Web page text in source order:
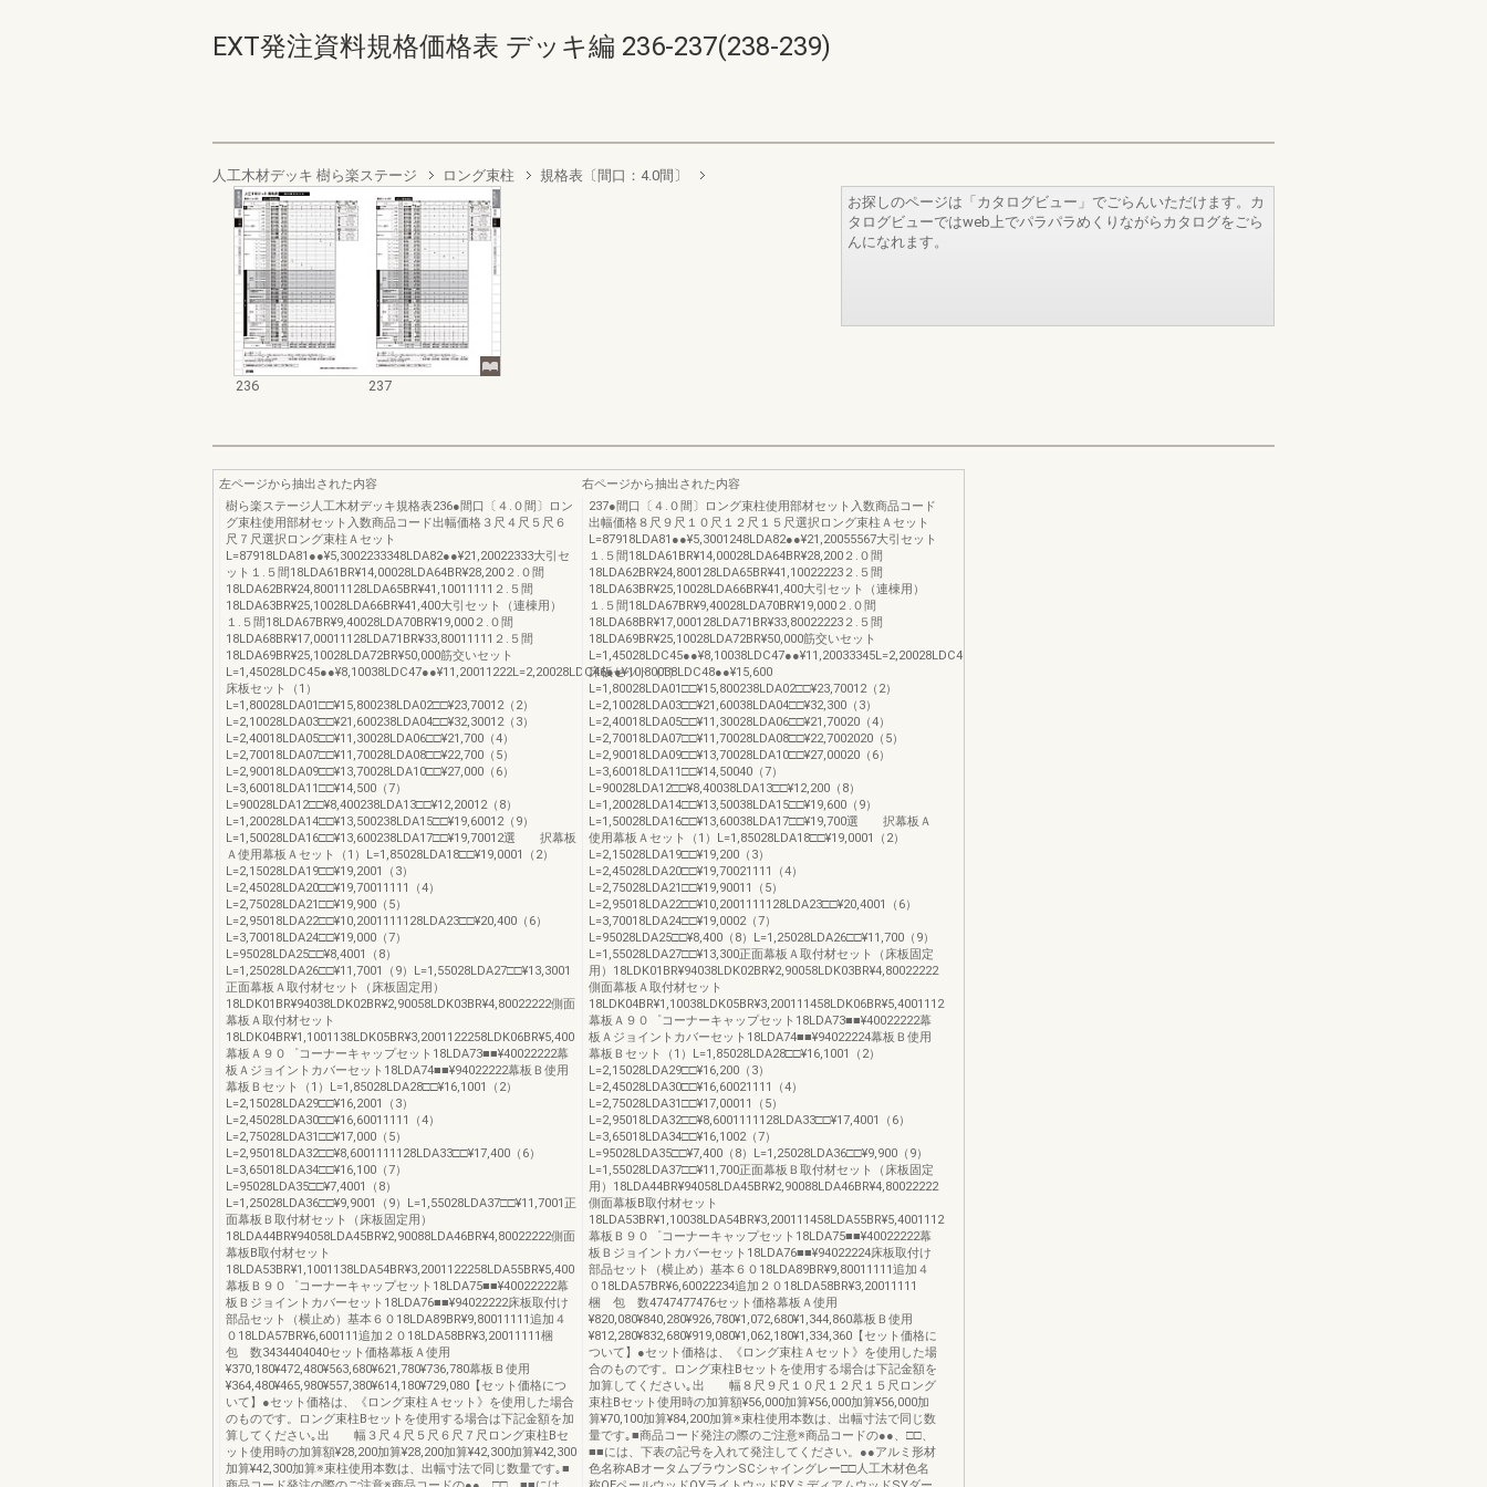
EXT発注資料規格価格表 デッキ編 236-237(238-239)
人工木材デッキ 樹ら楽ステージ ロング束柱 規格表〔間口：4.0間〕
236 237
お探しのページは「カタログビュー」でごらんいただけます。カ
タログビューではweb上でパラパラめくりながらカタログをごら
んになれます。
左ページから抽出された内容
樹ら楽ステージ人工木材デッキ規格表236●間口〔４.０間〕ロン
グ束柱使用部材セット入数商品コード出幅価格３尺４尺５尺６
尺７尺選択ロング束柱Ａセット
L=87918LDA81●●¥5,3002233348LDA82●●¥21,20022333大引セ
ット１.５間18LDA61BR¥14,00028LDA64BR¥28,200２.０間
18LDA62BR¥24,80011128LDA65BR¥41,10011111２.５間
18LDA63BR¥25,10028LDA66BR¥41,400大引セット（連棟用）
１.５間18LDA67BR¥9,40028LDA70BR¥19,000２.０間
18LDA68BR¥17,00011128LDA71BR¥33,80011111２.５間
18LDA69BR¥25,10028LDA72BR¥50,000筋交いセット
L=1,45028LDC45●●¥8,10038LDC47●●¥11,20011222L=2,20028LDC46●●¥10,80038LDC48●●¥15,600
床板セット（1）
L=1,80028LDA01□□¥15,800238LDA02□□¥23,70012（2）
L=2,10028LDA03□□¥21,600238LDA04□□¥32,30012（3）
L=2,40018LDA05□□¥11,30028LDA06□□¥21,700（4）
L=2,70018LDA07□□¥11,70028LDA08□□¥22,700（5）
L=2,90018LDA09□□¥13,70028LDA10□□¥27,000（6）
L=3,60018LDA11□□¥14,500（7）
L=90028LDA12□□¥8,400238LDA13□□¥12,20012（8）
L=1,20028LDA14□□¥13,500238LDA15□□¥19,60012（9）
L=1,50028LDA16□□¥13,600238LDA17□□¥19,70012選 択幕板
Ａ使用幕板Ａセット（1）L=1,85028LDA18□□¥19,0001（2）
L=2,15028LDA19□□¥19,2001（3）
L=2,45028LDA20□□¥19,70011111（4）
L=2,75028LDA21□□¥19,900（5）
L=2,95018LDA22□□¥10,2001111128LDA23□□¥20,400（6）
L=3,70018LDA24□□¥19,000（7）
L=95028LDA25□□¥8,4001（8）
L=1,25028LDA26□□¥11,7001（9）L=1,55028LDA27□□¥13,3001
正面幕板Ａ取付材セット（床板固定用）
18LDK01BR¥94038LDK02BR¥2,90058LDK03BR¥4,80022222側面
幕板Ａ取付材セット
18LDK04BR¥1,1001138LDK05BR¥3,2001122258LDK06BR¥5,400
幕板Ａ９０゜コーナーキャップセット18LDA73■■¥40022222幕
板Ａジョイントカバーセット18LDA74■■¥94022222幕板Ｂ使用
幕板Ｂセット（1）L=1,85028LDA28□□¥16,1001（2）
L=2,15028LDA29□□¥16,2001（3）
L=2,45028LDA30□□¥16,60011111（4）
L=2,75028LDA31□□¥17,000（5）
L=2,95018LDA32□□¥8,6001111128LDA33□□¥17,400（6）
L=3,65018LDA34□□¥16,100（7）
L=95028LDA35□□¥7,4001（8）
L=1,25028LDA36□□¥9,9001（9）L=1,55028LDA37□□¥11,7001正
面幕板Ｂ取付材セット（床板固定用）
18LDA44BR¥94058LDA45BR¥2,90088LDA46BR¥4,80022222側面
幕板B取付材セット
18LDA53BR¥1,1001138LDA54BR¥3,2001122258LDA55BR¥5,400
幕板Ｂ９０゜コーナーキャップセット18LDA75■■¥40022222幕
板Ｂジョイントカバーセット18LDA76■■¥94022222床板取付け
部品セット（横止め）基本６０18LDA89BR¥9,80011111追加４
０18LDA57BR¥6,600111追加２０18LDA58BR¥3,20011111梱
包 数3434404040セット価格幕板Ａ使用
¥370,180¥472,480¥563,680¥621,780¥736,780幕板Ｂ使用
¥364,480¥465,980¥557,380¥614,180¥729,080【セット価格につ
いて】●セット価格は、《ロング束柱Ａセット》を使用した場合
のものです。ロング束柱Bセットを使用する場合は下記金額を加
算してください｡出 幅３尺４尺５尺６尺７尺ロング束柱Bセ
ット使用時の加算額¥28,200加算¥28,200加算¥42,300加算¥42,300
加算¥42,300加算※束柱使用本数は、出幅寸法で同じ数量です｡■
右ページから抽出された内容
237●間口〔４.０間〕ロング束柱使用部材セット入数商品コード
出幅価格８尺９尺１０尺１２尺１５尺選択ロング束柱Ａセット
L=87918LDA81●●¥5,3001248LDA82●●¥21,20055567大引セット
１.５間18LDA61BR¥14,00028LDA64BR¥28,200２.０間
18LDA62BR¥24,800128LDA65BR¥41,10022223２.５間
18LDA63BR¥25,10028LDA66BR¥41,400大引セット（連棟用）
１.５間18LDA67BR¥9,40028LDA70BR¥19,000２.０間
18LDA68BR¥17,000128LDA71BR¥33,80022223２.５間
18LDA69BR¥25,10028LDA72BR¥50,000筋交いセット
L=1,45028LDC45●●¥8,10038LDC47●●¥11,20033345L=2,20028LDC46●●¥10,80038LDC48●●¥15,600
床板セット（1）
L=1,80028LDA01□□¥15,800238LDA02□□¥23,70012（2）
L=2,10028LDA03□□¥21,60038LDA04□□¥32,300（3）
L=2,40018LDA05□□¥11,30028LDA06□□¥21,70020（4）
L=2,70018LDA07□□¥11,70028LDA08□□¥22,7002020（5）
L=2,90018LDA09□□¥13,70028LDA10□□¥27,00020（6）
L=3,60018LDA11□□¥14,50040（7）
L=90028LDA12□□¥8,40038LDA13□□¥12,200（8）
L=1,20028LDA14□□¥13,50038LDA15□□¥19,600（9）
L=1,50028LDA16□□¥13,60038LDA17□□¥19,700選 択幕板Ａ
使用幕板Ａセット（1）L=1,85028LDA18□□¥19,0001（2）
L=2,15028LDA19□□¥19,200（3）
L=2,45028LDA20□□¥19,70021111（4）
L=2,75028LDA21□□¥19,90011（5）
L=2,95018LDA22□□¥10,2001111128LDA23□□¥20,4001（6）
L=3,70018LDA24□□¥19,0002（7）
L=95028LDA25□□¥8,400（8）L=1,25028LDA26□□¥11,700（9）
L=1,55028LDA27□□¥13,300正面幕板Ａ取付材セット（床板固定
用）18LDK01BR¥94038LDK02BR¥2,90058LDK03BR¥4,80022222
側面幕板Ａ取付材セット
18LDK04BR¥1,10038LDK05BR¥3,200111458LDK06BR¥5,4001112
幕板Ａ９０゜コーナーキャップセット18LDA73■■¥40022222幕
板Ａジョイントカバーセット18LDA74■■¥94022224幕板Ｂ使用
幕板Ｂセット（1）L=1,85028LDA28□□¥16,1001（2）
L=2,15028LDA29□□¥16,200（3）
L=2,45028LDA30□□¥16,60021111（4）
L=2,75028LDA31□□¥17,00011（5）
L=2,95018LDA32□□¥8,6001111128LDA33□□¥17,4001（6）
L=3,65018LDA34□□¥16,1002（7）
L=95028LDA35□□¥7,400（8）L=1,25028LDA36□□¥9,900（9）
L=1,55028LDA37□□¥11,700正面幕板Ｂ取付材セット（床板固定
用）18LDA44BR¥94058LDA45BR¥2,90088LDA46BR¥4,80022222
側面幕板B取付材セット
18LDA53BR¥1,10038LDA54BR¥3,200111458LDA55BR¥5,4001112
幕板Ｂ９０゜コーナーキャップセット18LDA75■■¥40022222幕
板Ｂジョイントカバーセット18LDA76■■¥94022224床板取付け
部品セット（横止め）基本６０18LDA89BR¥9,80011111追加４
０18LDA57BR¥6,60022234追加２０18LDA58BR¥3,20011111
梱 包 数4747477476セット価格幕板Ａ使用
¥820,080¥840,280¥926,780¥1,072,680¥1,344,860幕板Ｂ使用
¥812,280¥832,680¥919,080¥1,062,180¥1,334,360【セット価格に
ついて】●セット価格は、《ロング束柱Ａセット》を使用した場
合のものです。ロング束柱Bセットを使用する場合は下記金額を
加算してください｡出 幅８尺９尺１０尺１２尺１５尺ロング
束柱Bセット使用時の加算額¥56,000加算¥56,000加算¥56,000加
算¥70,100加算¥84,200加算※束柱使用本数は、出幅寸法で同じ数
量です｡■商品コード発注の際のご注意※商品コードの●●、□□、
■■には、下表の記号を入れて発注してください。●●アルミ形材
色名称ABオータムブラウンSCシャイングレー□□人工木材色名